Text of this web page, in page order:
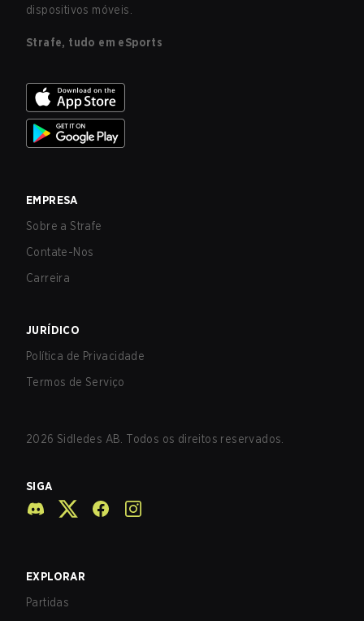
dispositivos móveis.
Strafe, tudo em eSports
EMPRESA
Sobre a Strafe
Contate-Nos
Carreira
JURÍDICO
Política de Privacidade
Termos de Serviço
2026 Sidledes AB. Todos os direitos reservados.
SIGA
EXPLORAR
Partidas